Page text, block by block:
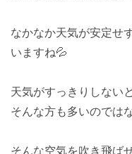
なかなか天気が安定せ
いますね💦
天気がすっきりしない
そんな方も多いのでは
そんな空気を吹き飛ば